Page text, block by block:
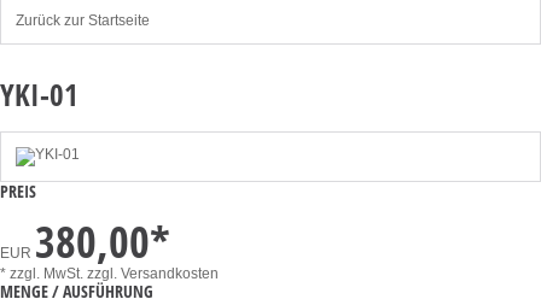
Zurück zur Startseite
YKI-01
PREIS
EUR 380,00*
* zzgl. MwSt. zzgl. Versandkosten
MENGE / AUSFÜHRUNG